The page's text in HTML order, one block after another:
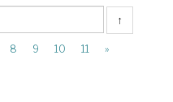
↑
8 9 10 11 »